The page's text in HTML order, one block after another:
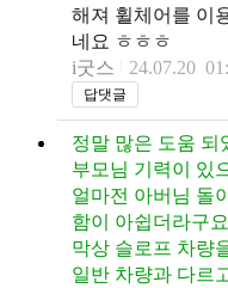
해져 휠체어를 이
네요 ㅎㅎㅎ
i굿스
24.07.20
답댓글
정말 많은 도움 되
부모님 기력이 있
얼마전 아버님 돌
함이 아쉽더라구
막상 슬로프 차량
일반 차량과 다르